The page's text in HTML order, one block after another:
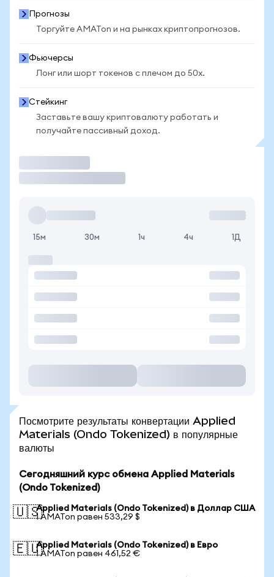
Прогнозы
Торгуйте AMATon и на рынках криптопрогнозов.
Фьючерсы
Лонг или шорт токенов с плечом до 50x.
Стейкинг
Заставьте вашу криптовалюту работать и
получайте пассивный доход.
15м 30м 1ч 4ч 1Д
Посмотрите результаты конвертации Applied
Materials (Ondo Tokenized) в популярные
валюты
Сегодняшний курс обмена Applied Materials
(Ondo Tokenized)
🇺🇸Applied Materials (Ondo Tokenized) в Доллар США
1 AMATon равен 533,29 $
🇪🇺Applied Materials (Ondo Tokenized) в Евро
1 AMATon равен 461,52 €